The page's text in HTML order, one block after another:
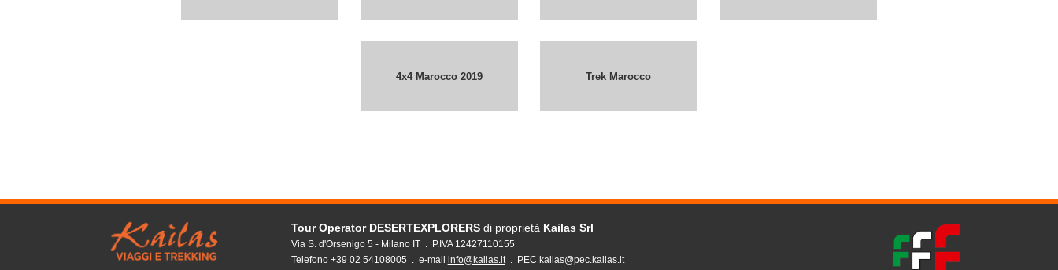
4x4 Marocco 2019 Trek Marocco
Tour Operator DESERTEXPLORERSdi proprietà Kailas Srl
Via S. d'Orsenigo 5 - Milano IT . P.IVA 12427110155
Telefono +39 02 54108005 . e-mail info@kailas.it. PEC kailas@pec.kailas.it